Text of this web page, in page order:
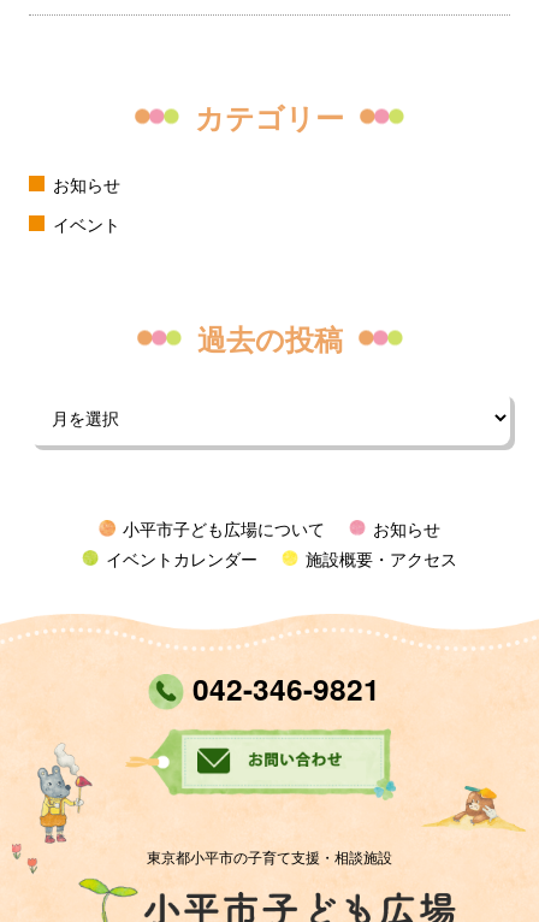
カテゴリー
お知らせ
イベント
過去の投稿
小平市子ども広場について
お知らせ
イベントカレンダー
施設概要・アクセス
042-346-9821
東京都小平市の子育て支援・相談施設